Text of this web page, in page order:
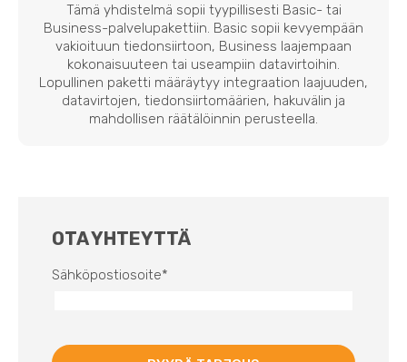
Tämä yhdistelmä sopii tyypillisesti Basic- tai
Business-palvelupakettiin. Basic sopii kevyempään
vakioituun tiedonsiirtoon, Business laajempaan
kokonaisuuteen tai useampiin datavirtoihin.
Lopullinen paketti määräytyy integraation laajuuden,
datavirtojen, tiedonsiirtomäärien, hakuvälin ja
mahdollisen räätälöinnin perusteella.
OTA YHTEYTTÄ
Sähköpostiosoite*